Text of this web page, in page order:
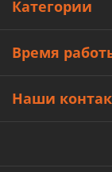
Категории
Время
Наши